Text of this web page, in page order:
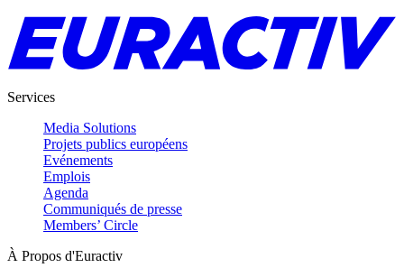
Services
Media Solutions
Projets publics européens
Evénements
Emplois
Agenda
Communiqués de presse
Members’ Circle
À Propos d'Euractiv